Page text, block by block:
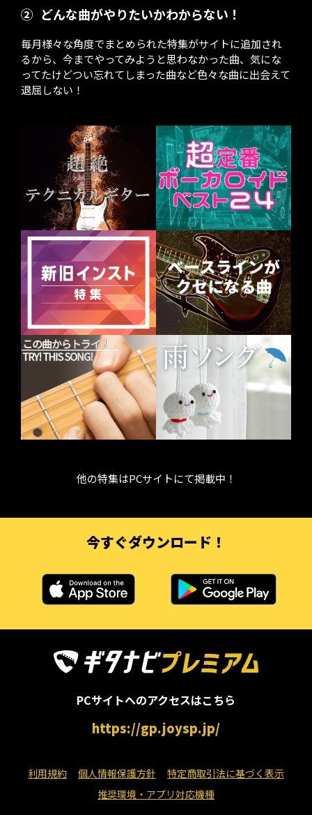
② どんな曲がやりたいかわからない！
毎月様々な角度でまとめられた特集がサイトに追加され
るから、今までやってみようと思わなかった曲、気にな
ってたけどつい忘れてしまった曲など色々な曲に出会えて
退屈しない！
他の特集はPCサイトにて掲載中！
今すぐダウンロード！
PCサイトへのアクセスはこちら
https://gp.joysp.jp/
利用規約 個人情報保護方針
特定商取引法に基づく表示
推奨環境・アプリ対応機種